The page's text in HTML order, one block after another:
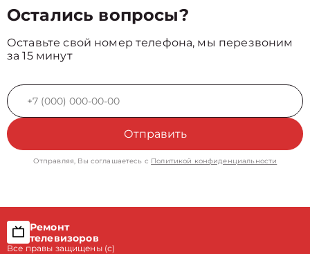
Остались вопросы?
Оставьте свой номер телефона, мы перезвоним
за 15 минут
Отправить
Отправляя, Вы соглашаетесь с Политикой конфиденциальности
Ремонт
телевизоров
Все правы защищены (с)